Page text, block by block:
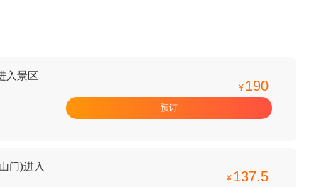
入景区
¥ 190
预订
门)进入
¥ 137.5